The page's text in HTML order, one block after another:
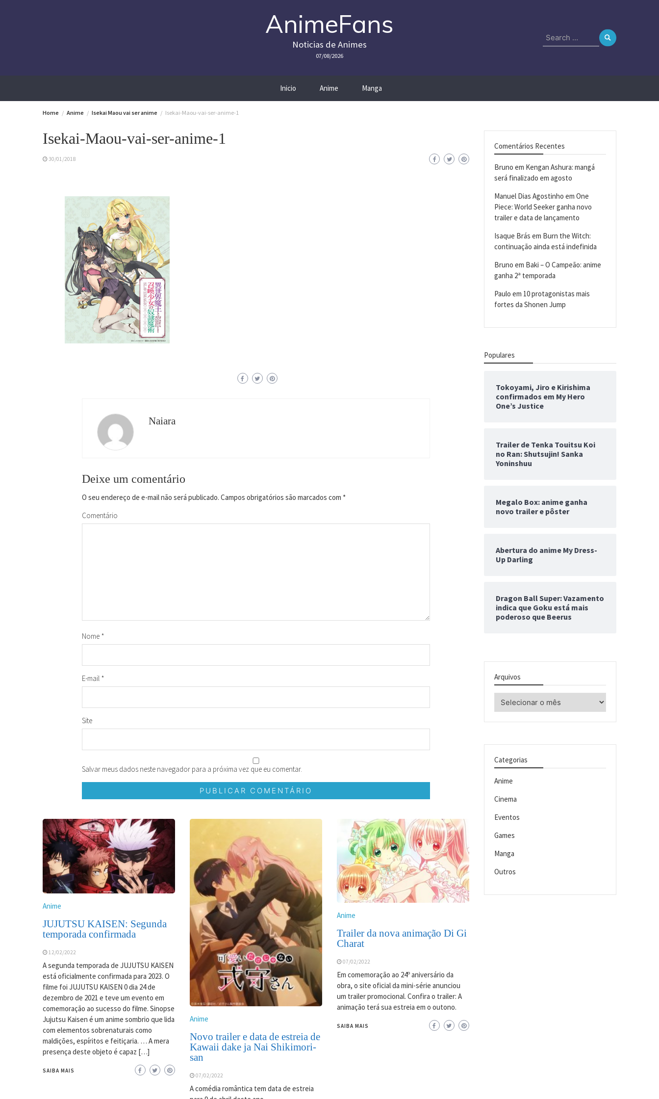
AnimeFans
Noticias de Animes
07/08/2026
Search
for:
Inicio Anime Manga
Home Anime Isekai Maou vai ser anime Isekai-Maou-vai-ser-anime-1
Isekai-Maou-vai-ser-anime-1
30/01/2018
Naiara
Deixe um comentário
O seu endereço de e-mail não será publicado. Campos obrigatórios são marcados com *
Comentário
Nome *
E-mail *
Site
Salvar meus dados neste navegador para a próxima vez que eu comentar.
Anime
JUJUTSU KAISEN: Segunda
temporada confirmada
12/02/2022
A segunda temporada de JUJUTSU KAISEN
está oficialmente confirmada para 2023. O
filme foi JUJUTSU KAISEN 0 dia 24 de
dezembro de 2021 e teve um evento em
comemoração ao sucesso do filme. Sinopse
Jujutsu Kaisen é um anime sombrio que lida
com elementos sobrenaturais como
maldições, espíritos e feitiçaria. … A mera
presença deste objeto é capaz […]
SAIBA MAIS
Anime
Novo trailer e data de estreia de
Kawaii dake ja Nai Shikimori-
san
07/02/2022
A comédia romântica tem data de estreia
Anime
Trailer da nova animação Di Gi
Charat
07/02/2022
Em comemoração ao 24º aniversário da
obra, o site oficial da mini-série anunciou
um trailer promocional. Confira o trailer: A
animação terá sua estreia em o outono.
SAIBA MAIS
Comentários Recentes
Bruno em Kengan Ashura: mangá
será finalizado em agosto
Manuel Dias Agostinho em One
Piece: World Seeker ganha novo
trailer e data de lançamento
Isaque Brás em Burn the Witch:
continuação ainda está indefinida
Bruno em Baki – O Campeão: anime
ganha 2ª temporada
Paulo em 10 protagonistas mais
fortes da Shonen Jump
Populares
Tokoyami, Jiro e Kirishima
confirmados em My Hero
One’s Justice
Trailer de Tenka Touitsu Koi
no Ran: Shutsujin! Sanka
Yoninshuu
Megalo Box: anime ganha
novo trailer e pôster
Abertura do anime My Dress-
Up Darling
Dragon Ball Super: Vazamento
indica que Goku está mais
poderoso que Beerus
Arquivos
Arquivos
Categorias
Anime
Cinema
Eventos
Games
Manga
Outros